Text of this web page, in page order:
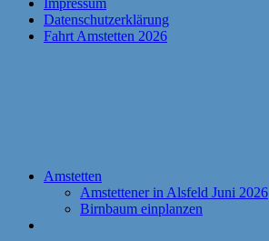
Impressum
Datenschutzerklärung
Fahrt Amstetten 2026
Amstetten
Amstettener in Alsfeld Juni 2026
Birnbaum einplanzen